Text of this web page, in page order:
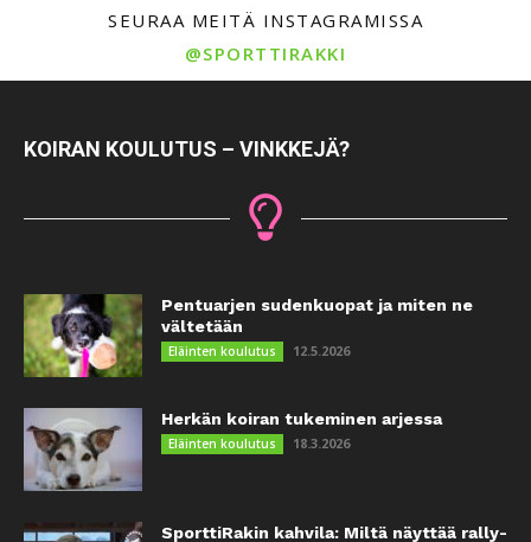
SEURAA MEITÄ INSTAGRAMISSA
@SPORTTIRAKKI
KOIRAN KOULUTUS – VINKKEJÄ?
Pentuarjen sudenkuopat ja miten ne
vältetään
Eläinten koulutus 12.5.2026
Herkän koiran tukeminen arjessa
Eläinten koulutus 18.3.2026
SporttiRakin kahvila: Miltä näyttää rally-